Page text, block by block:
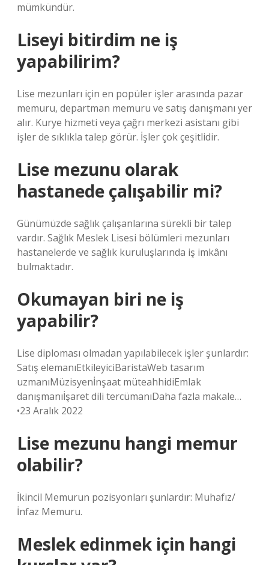
mümkündür.
Liseyi bitirdim ne iş
yapabilirim?
Lise mezunları için en popüler işler arasında pazar
memuru, departman memuru ve satış danışmanı yer
alır. Kurye hizmeti veya çağrı merkezi asistanı gibi
işler de sıklıkla talep görür. İşler çok çeşitlidir.
Lise mezunu olarak
hastanede çalışabilir mi?
Günümüzde sağlık çalışanlarına sürekli bir talep
vardır. Sağlık Meslek Lisesi bölümleri mezunları
hastanelerde ve sağlık kuruluşlarında iş imkânı
bulmaktadır.
Okumayan biri ne iş
yapabilir?
Lise diploması olmadan yapılabilecek işler şunlardır:
Satış elemanıEtkileyiciBaristaWeb tasarım
uzmanıMüzisyenİnşaat müteahhidiEmlak
danışmanıİşaret dili tercümanıDaha fazla makale…
•23 Aralık 2022
Lise mezunu hangi memur
olabilir?
İkincil Memurun pozisyonları şunlardır: Muhafız/
İnfaz Memuru.
Meslek edinmek için hangi